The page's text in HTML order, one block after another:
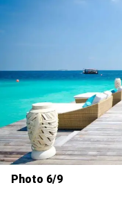
Photo 6/9